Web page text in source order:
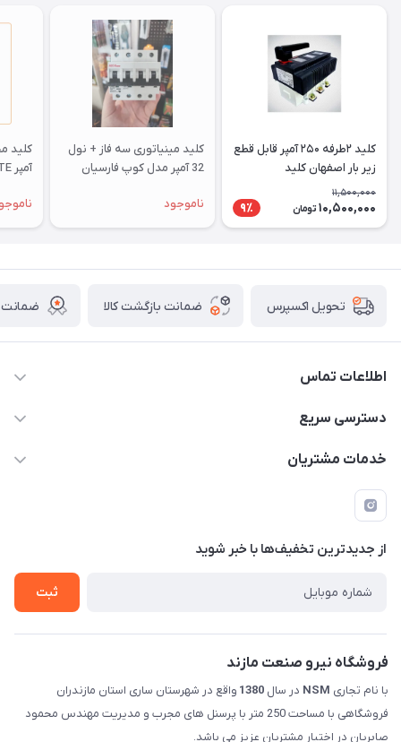
کلید ۲طرفه ۲۵۰ آمپر قابل قطع
زیر بار اصفهان کلید
11,500,000
10,500,000 تومان 9٪
کلید مینیاتوری سه فاز + نول
32 آمپر مدل کوپ فارسیان
ناموجود
آمپر ETE
تحویل اکسپرس ضمانت بازگشت کالا ضمانت
اطلاعات تماس
011-33376810 /// 09123594705 /// 09030910517
عبوری 32 فروشگاه نیرو صنعت مازند (صابریان)
دسترسی سریع
حساب کاربری
لیست محصولات
درباره ما
خدمات مشتریان
قوانین و مقررات
حریم خصوصی
راهنما
از جدید‌ترین تخفیف‌ها با‌ خبر شوید
ثبت
فروشگاه نیرو صنعت مازند
با نام تجاری NSM در سال 1380 واقع در شهرستان ساری استان مازندران
فروشگاهی با مساحت 250 متر با پرسنل های مجرب و مدیریت مهندس محمود
صابریان در اختیار مشتریان عزیز می باشد.